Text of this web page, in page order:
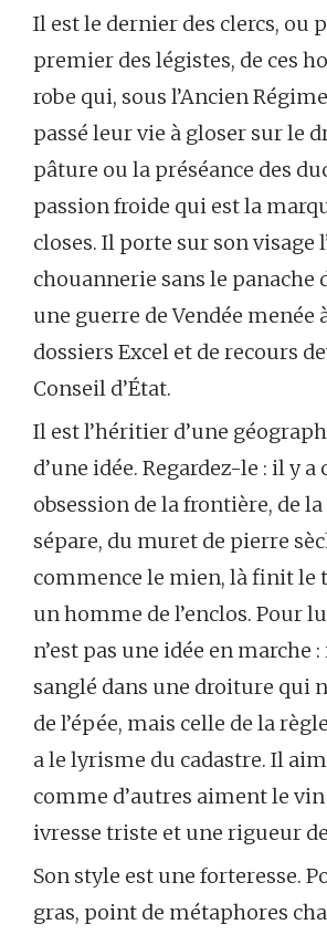
Il est le dernier des clercs, ou
premier des légistes, de ces
robe qui, sous l’Ancien
passé leur vie à gloser sur le
pâture ou la préséance des
passion froide qui est la
closes. Il porte sur son visage
chouannerie sans le panache
une guerre de Vendée menée
dossiers Excel et de recours
Conseil d’État.
Il est l’héritier d’une
d’une idée. Regardez-le : il y
obsession de la frontière, de
sépare, du muret de pierre
commence le mien, là finit le
un homme de l’enclos. Pour
n’est pas une idée en marche :
sanglé dans une droiture qui
de l’épée, mais celle de la
a le lyrisme du cadastre. Il
comme d’autres aiment le vin
ivresse triste et une rigueur
Son style est une forteresse.
gras, point de métaphores